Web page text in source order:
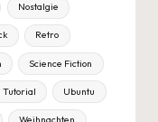
Nostalgie
Retro
Science Fiction
Tutorial Ubuntu